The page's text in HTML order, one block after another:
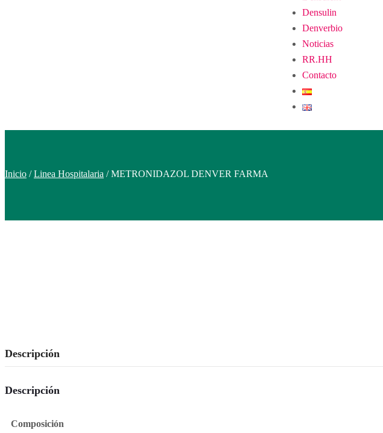
Densulin
Denverbio
Noticias
RR.HH
Contacto
Inicio /Linea Hospitalaria / METRONIDAZOL DENVER FARMA
Descripción
Descripción
Composición